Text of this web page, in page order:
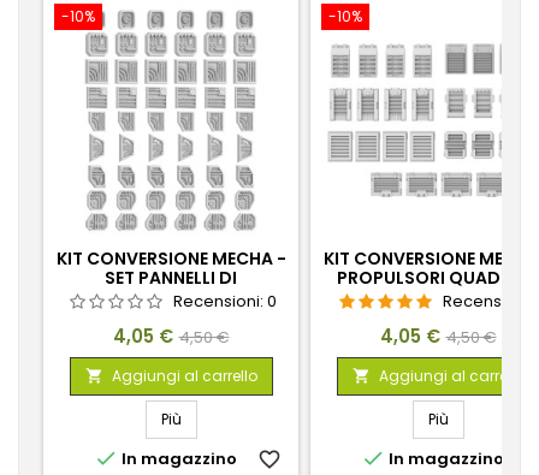
-10%
KIT CONVERSIONE MECHA -
SET PANNELLI DI
CONTROLLO
Recensioni: 0
Prezzo
4,05 € Prezzo
base
4,50 €
 Aggiungi al carrello
Più
 In magazzino favorite_border
-10%
KIT CONVERSIONE
PROPULSORI QUADRATI
Recensioni:
Prezzo
4,05 € Prezzo
base
4,50 €
 Aggiungi al carrello
Più
 In magazzino